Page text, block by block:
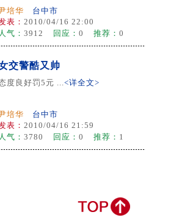
培华
台中市
表： 2010/04/16 22:00
人气： 3912 回应： 0 推荐： 0
交警酷又帅
度良好罚5元 ...<详全文>
培华
台中市
表： 2010/04/16 21:59
人气： 3780 回应： 0 推荐： 1